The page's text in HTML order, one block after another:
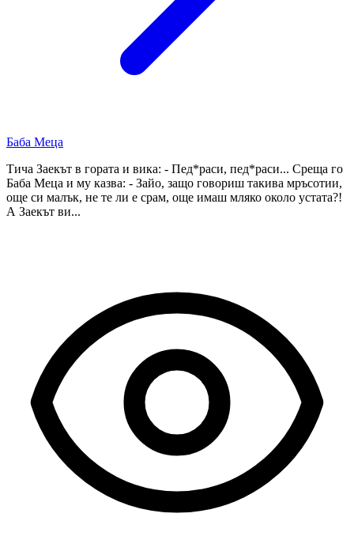
Баба Меца
Тича Заекът в гората и вика: - Пед*раси, пед*раси... Среща го
Баба Меца и му казва: - Зайо, защо говориш такива мръсотии,
още си малък, не те ли е срам, още имаш мляко около устата?!
А Заекът ви...